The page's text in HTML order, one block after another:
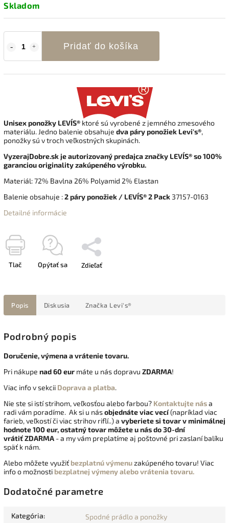
Skladom
Pridať do košíka
Unisex ponožky LEVI´S® ktoré sú vyrobené z jemného zmesového
materiálu. Jedno balenie obsahuje dva páry ponožiek Levi's®,
ponožky sú v troch veľkostných skupinách.
VyzerajDobre.sk je autorizovaný predajca značky LEVI´S® so 100%
garanciou originality zakúpeného výrobku.
Materiál: 72% Bavlna 26% Polyamid 2% Elastan
Balenie obsahuje :2 páry ponožiek / LEVI´S® 2 Pack 37157-0163
Detailné informácie
Tlač Opýtať sa Zdieľať
Popis Diskusia Značka Levi's®
Podrobný popis
Doručenie, výmena a vrátenie tovaru.
Pri nákupe nad 60 eur máte u nás dopravu ZDARMA!
Viac info v sekcii Doprava a platba.
Nie ste si istí strihom, veľkosťou alebo farbou? Kontaktujte nása
radi vám poradíme. Ak si u násobjednáte viac vecí(napríklad viac
farieb, veľkostí či viac strihov riflí..) a vyberiete si tovar v minimálnej
hodnote 100 eur, ostatný tovar môžete u nás do 30-dní
vrátiťZDARMA - a my vám preplatíme aj poštovné pri zaslaní balíku
späť k nám.
Alebo môžete využiť bezplatnú výmenuzakúpeného tovaru! Viac
info o možnosti bezplatnej výmeny alebo vrátenia tovaru.
Dodatočné parametre
Kategória: Spodné prádlo a ponožky